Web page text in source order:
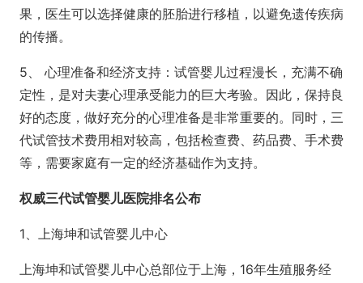
果，医生可以选择健康的胚胎进行移植，以避免遗传疾病
的传播。
5、 心理准备和经济支持：试管婴儿过程漫长，充满不确
定性，是对夫妻心理承受能力的巨大考验。因此，保持良
好的态度，做好充分的心理准备是非常重要的。同时，三
代试管技术费用相对较高，包括检查费、药品费、手术费
等，需要家庭有一定的经济基础作为支持。
权威三代试管婴儿医院排名公布
1、上海坤和试管婴儿中心
上海坤和试管婴儿中心总部位于上海，16年生殖服务经